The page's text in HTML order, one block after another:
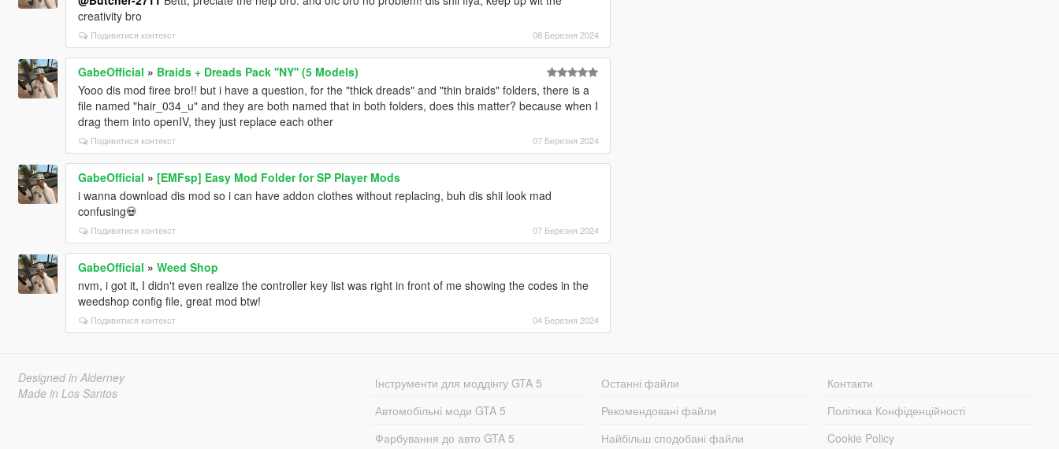
creativity bro
Подивитися контекст 08 Березня 2024
GabeOfficial » Braids + Dreads Pack ''NY'' (5 Models)
Yooo dis mod firee bro!! but i have a question, for the "thick dreads" and "thin braids" folders, there is a
file named "hair_034_u" and they are both named that in both folders, does this matter? because when I
drag them into openIV, they just replace each other
Подивитися контекст 07 Березня 2024
GabeOfficial » [EMFsp] Easy Mod Folder for SP Player Mods
i wanna download dis mod so i can have addon clothes without replacing, buh dis shii look mad
confusing💀
Подивитися контекст 07 Березня 2024
GabeOfficial » Weed Shop
nvm, i got it, I didn't even realize the controller key list was right in front of me showing the codes in the
weedshop config file, great mod btw!
Подивитися контекст 04 Березня 2024
Designed in Alderney
Made in Los Santos
Інструменти для моддінгу GTA 5
Автомобільні моди GTA 5
Фарбування до авто GTA 5
Останні файли
Рекомендовані файли
Найбільш сподобані файли
Контакти
Політика Конфіденційності
Cookie Policy